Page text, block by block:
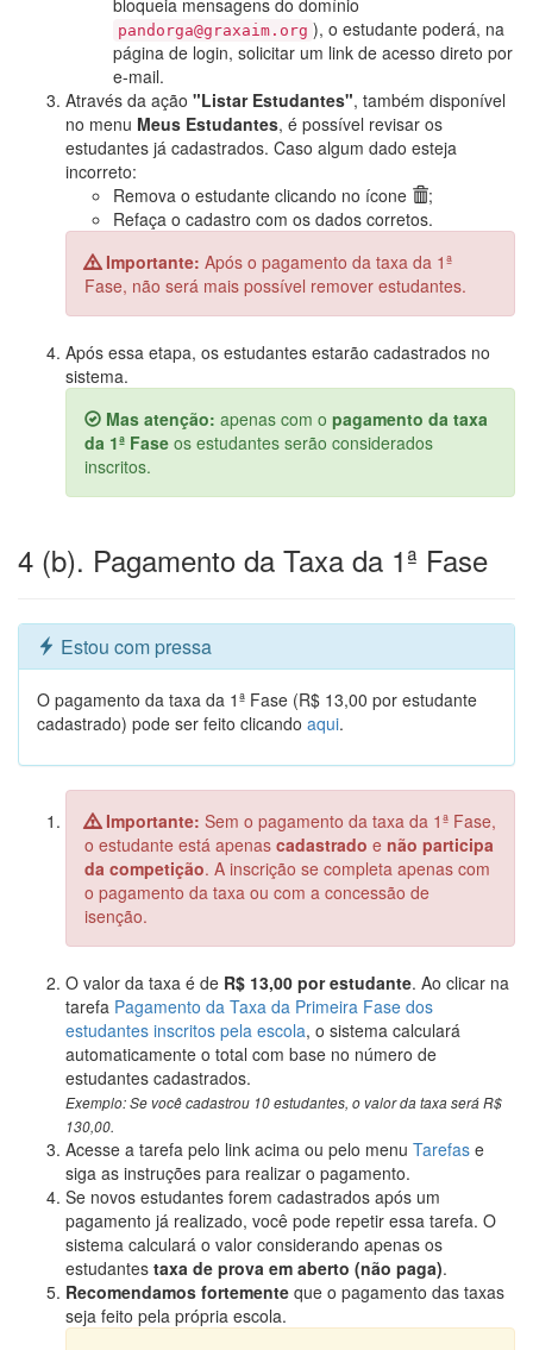
pandorga@graxaim.org ), o estudante poderá, na
página de login, solicitar um link de acesso direto por
e-mail.
Através da ação "Listar Estudantes", também disponível
no menu Meus Estudantes, é possível revisar os
estudantes já cadastrados. Caso algum dado esteja
incorreto:
Remova o estudante clicando no ícone
;
Refaça o cadastro com os dados corretos.
Importante: Após o pagamento da taxa da 1ª
Fase, não será mais possível remover estudantes.
Após essa etapa, os estudantes estarão cadastrados no
sistema.
Mas atenção: apenas com o pagamento da taxa
da 1ª Fase os estudantes serão considerados
inscritos.
4 (b). Pagamento da Taxa da 1ª Fase
Estou com pressa
O pagamento da taxa da 1ª Fase (R$ 13,00 por estudante
cadastrado) pode ser feito clicando aqui.
Importante: Sem o pagamento da taxa da 1ª Fase,
o estudante está apenas cadastrado e não participa
da competição. A inscrição se completa apenas com
o pagamento da taxa ou com a concessão de
isenção.
O valor da taxa é de R$ 13,00 por estudante. Ao clicar na
tarefa Pagamento da Taxa da Primeira Fase dos
estudantes inscritos pela escola, o sistema calculará
automaticamente o total com base no número de
estudantes cadastrados.
Exemplo: Se você cadastrou 10 estudantes, o valor da taxa será R$
130,00.
Acesse a tarefa pelo link acima ou pelo menu Tarefas e
siga as instruções para realizar o pagamento.
Se novos estudantes forem cadastrados após um
pagamento já realizado, você pode repetir essa tarefa. O
sistema calculará o valor considerando apenas os
estudantes taxa de prova em aberto (não paga).
Recomendamos fortemente que o pagamento das taxas
seja feito pela própria escola.